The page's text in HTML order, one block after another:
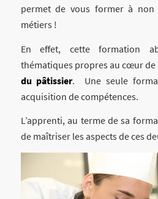
permet de vous former à
métiers !
En effet, cette formation
thématiques propres au cœur de
du pâtissier. Une seule
acquisition de compétences.
L’apprenti, au terme de sa
de maîtriser les aspects de ces